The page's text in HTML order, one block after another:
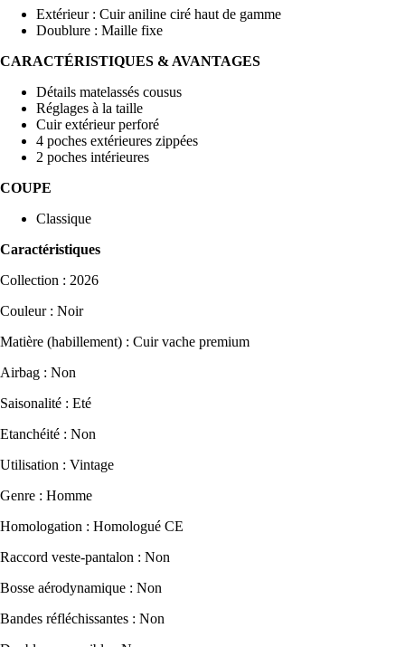
Extérieur : Cuir aniline ciré haut de gamme
Doublure : Maille fixe
CARACTÉRISTIQUES & AVANTAGES
Détails matelassés cousus
Réglages à la taille
Cuir extérieur perforé
4 poches extérieures zippées
2 poches intérieures
COUPE
Classique
Caractéristiques
Collection : 2026
Couleur : Noir
Matière (habillement) : Cuir vache premium
Airbag : Non
Saisonalité : Eté
Etanchéité : Non
Utilisation : Vintage
Genre : Homme
Homologation : Homologué CE
Raccord veste-pantalon : Non
Bosse aérodynamique : Non
Bandes réfléchissantes : Non